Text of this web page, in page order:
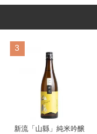
3
新流「山縣」純米吟醸